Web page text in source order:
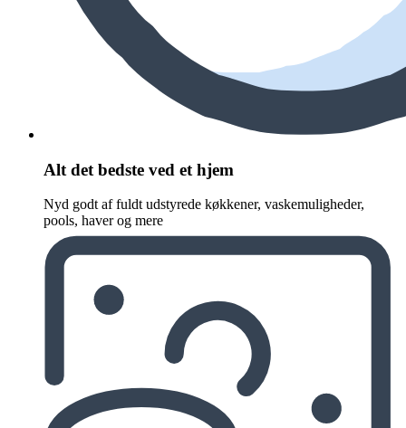
Alt det bedste ved et hjem
Nyd godt af fuldt udstyrede køkkener, vaskemuligheder,
pools, haver og mere